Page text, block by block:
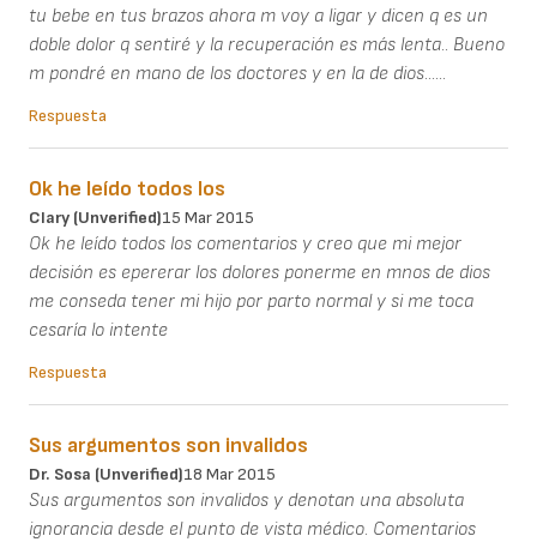
tu bebe en tus brazos ahora m voy a ligar y dicen q es un
doble dolor q sentiré y la recuperación es más lenta.. Bueno
m pondré en mano de los doctores y en la de dios......
Respuesta
Ok he leído todos los
Clary (unverified)15 Mar 2015
Ok he leído todos los comentarios y creo que mi mejor
decisión es epererar los dolores ponerme en mnos de dios
me conseda tener mi hijo por parto normal y si me toca
cesaría lo intente
Respuesta
Sus argumentos son invalidos
Dr. Sosa (unverified)18 Mar 2015
Sus argumentos son invalidos y denotan una absoluta
ignorancia desde el punto de vista médico. Comentarios